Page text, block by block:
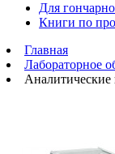
Для
Книги по
Главная
Лабораторное